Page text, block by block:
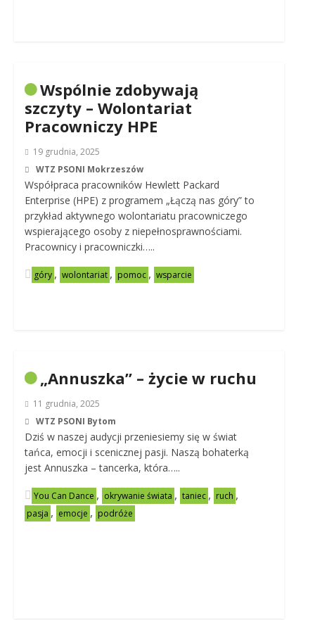
Wspólnie zdobywają
szczyty – Wolontariat
Pracowniczy HPE
19 grudnia, 2025
WTZ PSONI Mokrzeszów
Współpraca pracowników Hewlett Packard
Enterprise (HPE) z programem „Łączą nas góry” to
przykład aktywnego wolontariatu pracowniczego
wspierającego osoby z niepełnosprawnościami.
Pracownicy i pracowniczki…..
góry , wolontariat , pomoc , wsparcie
„Annuszka” – życie w ruchu
11 grudnia, 2025
WTZ PSONI Bytom
Dziś w naszej audycji przeniesiemy się w świat
tańca, emocji i scenicznej pasji. Naszą bohaterką
jest Annuszka – tancerka, która…..
You Can Dance , okrywanie świata , taniec , ruch ,
pasja , emocje , podróże